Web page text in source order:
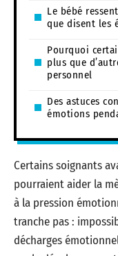
Le bébé
que disent les
Pourquoi
plus que
personnel
Des astuces
émotions
Certains soignants
pourraient aider la
à la pression
tranche pas :
décharges